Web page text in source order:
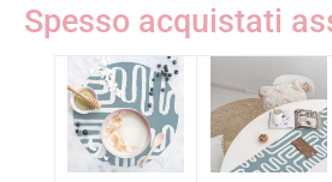
Spesso acquistati